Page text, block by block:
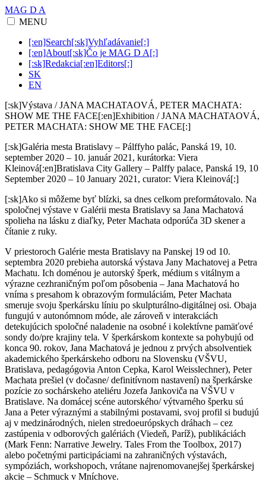
MAG D A
MENU
[:en]Search[:sk]Vyhľadávanie[:]
[:en]About[:sk]Čo je MAG D A[:]
[:sk]Redakcia[:en]Editors[:]
SK
EN
[:sk]Výstava / JANA MACHATAOVÁ, PETER MACHATA:
SHOW ME THE FACE[:en]Exhibition / JANA MACHATAOVÁ,
PETER MACHATA: SHOW ME THE FACE[:]
[:sk]Galéria mesta Bratislavy – Pálffyho palác, Panská 19, 10.
september 2020 – 10. január 2021, kurátorka: Viera
Kleinová[:en]Bratislava City Gallery – Palffy palace, Panská 19, 10
September 2020 – 10 January 2021, curator: Viera Kleinová[:]
[:sk]Ako si môžeme byť blízki, sa dnes celkom preformátovalo. Na
spoločnej výstave v Galérii mesta Bratislavy sa Jana Machatová
spolieha na lásku z diaľky, Peter Machata odporúča 3D skener a
čítanie z ruky.
V priestoroch Galérie mesta Bratislavy na Panskej 19 od 10.
septembra 2020 prebieha autorská výstava Jany Machatovej a Petra
Machatu. Ich doménou je autorský šperk, médium s vitálnym a
výrazne cezhraničným poľom pôsobenia – Jana Machatová ho
vníma s presahom k obrazovým formuláciám, Peter Machata
smeruje svoju šperkársku líniu po skulpturálno-digitálnej osi. Obaja
fungujú v autonómnom móde, ale zároveň v interakciách
detekujúcich spoločné naladenie na osobné i kolektívne pamäťové
sondy do/pre krajiny tela. V šperkárskom kontexte sa pohybujú od
konca 90. rokov, Jana Machatová je jednou z prvých absolventiek
akademického šperkárskeho odboru na Slovensku (VŠVU,
Bratislava, pedagógovia Anton Cepka, Karol Weisslechner), Peter
Machata prešiel (v dočasne/ definitívnom nastavení) na šperkárske
pozície zo sochárskeho ateliéru Jozefa Jankoviča na VŠVU v
Bratislave. Na domácej scéne autorského/ výtvarného šperku sú
Jana a Peter výraznými a stabilnými postavami, svoj profil si budujú
aj v medzinárodných, nielen stredoeurópskych dráhach – cez
zastúpenia v odborových galériách (Viedeň, Paríž), publikáciách
(Mark Fenn: Narrative Jewelry. Tales From the Toolbox, 2017)
alebo početnými participáciami na zahraničných výstavách,
sympóziách, workshopoch, vrátane najrenomovanejšej šperkárskej
akcie – Schmuck v Mníchove.